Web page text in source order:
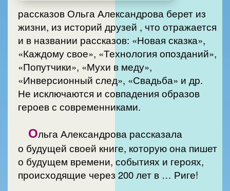
рассказов Ольга Александрова берет из
жизни, из историй друзей , что отражается
и в названии рассказов: «Новая сказка»,
«Каждому свое», «Технология опозданий»,
«Попутчики», «Мухи в меду»,
«Инверсионный след», «Свадьба» и др.
Не исключаются и совпадения образов
Ольга Александрова рассказала
о будущей своей книге, которую она пишет
о будущем времени, событиях и героях,
происходящие через 200 лет в … Риге!